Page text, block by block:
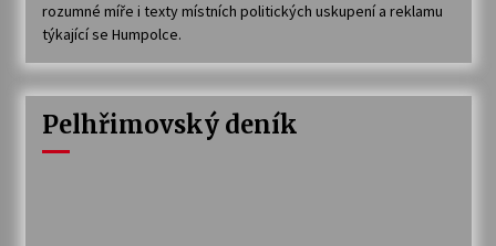
rozumné míře i texty místních politických uskupení a reklamu
týkající se Humpolce.
Pelhřimovský deník